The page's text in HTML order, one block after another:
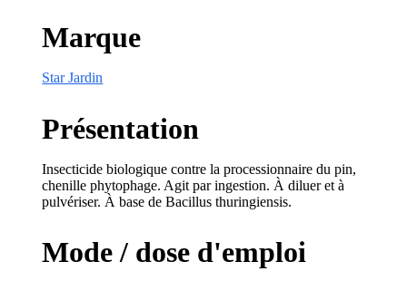
Marque
Star Jardin
Présentation
Insecticide biologique contre la processionnaire du pin,
chenille phytophage. Agit par ingestion. À diluer et à
pulvériser. À base de Bacillus thuringiensis.
Mode / dose d'emploi